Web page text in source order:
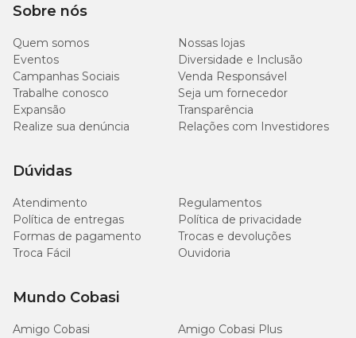
Sobre nós
Quem somos
Nossas lojas
Eventos
Diversidade e Inclusão
Campanhas Sociais
Venda Responsável
Trabalhe conosco
Seja um fornecedor
Expansão
Transparência
Realize sua denúncia
Relações com Investidores
Dúvidas
Atendimento
Regulamentos
Política de entregas
Política de privacidade
Formas de pagamento
Trocas e devoluções
Troca Fácil
Ouvidoria
Mundo Cobasi
Amigo Cobasi
Amigo Cobasi Plus